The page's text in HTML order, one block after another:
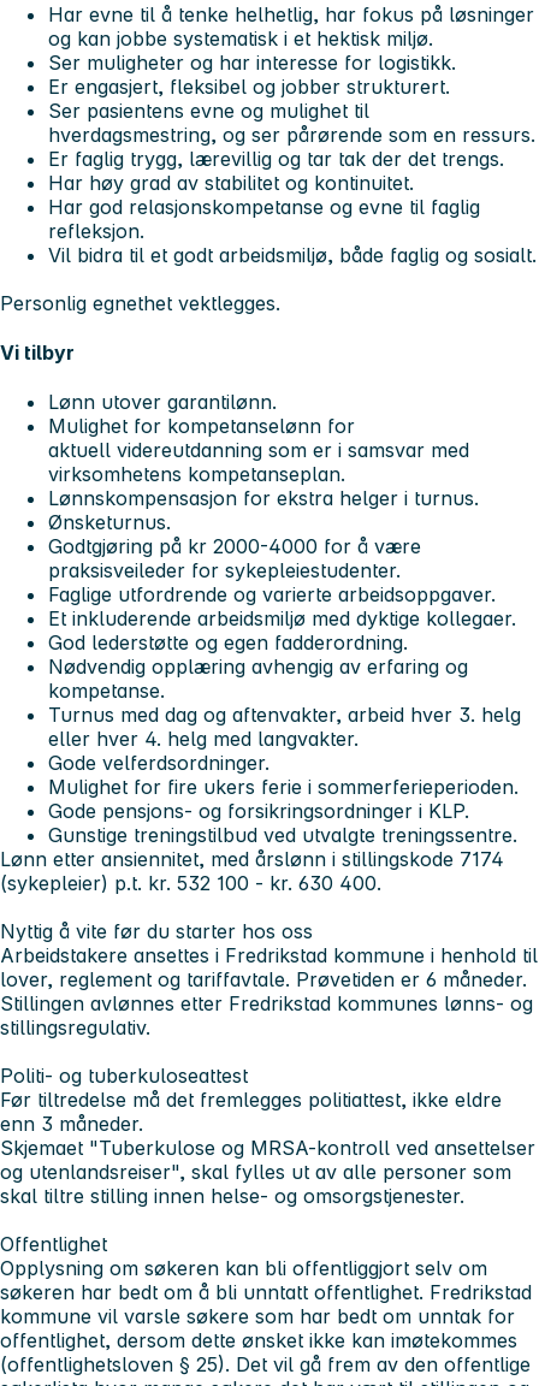
Har evne til å tenke helhetlig, har fokus på løsninger
og kan jobbe systematisk i et hektisk miljø.
Ser muligheter og har interesse for logistikk.
Er engasjert, fleksibel og jobber strukturert.
Ser pasientens evne og mulighet til
hverdagsmestring, og ser pårørende som en ressurs.
Er faglig trygg, lærevillig og tar tak der det trengs.
Har høy grad av stabilitet og kontinuitet.
Har god relasjonskompetanse og evne til faglig
refleksjon.
Vil bidra til et godt arbeidsmiljø, både faglig og sosialt.
Personlig egnethet vektlegges.
Vi tilbyr
Lønn utover garantilønn.
Mulighet for kompetanselønn for
aktuell videreutdanning som er i samsvar med
virksomhetens kompetanseplan.
Lønnskompensasjon for ekstra helger i turnus.
Ønsketurnus.
Godtgjøring på kr 2000-4000 for å være
praksisveileder for sykepleiestudenter.
Faglige utfordrende og varierte arbeidsoppgaver.
Et inkluderende arbeidsmiljø med dyktige kollegaer.
God lederstøtte og egen fadderordning.
Nødvendig opplæring avhengig av erfaring og
kompetanse.
Turnus med dag og aftenvakter, arbeid hver 3. helg
eller hver 4. helg med langvakter.
Gode velferdsordninger.
Mulighet for fire ukers ferie i sommerferieperioden.
Gode pensjons- og forsikringsordninger i KLP.
Gunstige treningstilbud ved utvalgte treningssentre.
Lønn etter ansiennitet, med årslønn i stillingskode 7174
(sykepleier) p.t. kr. 532 100 - kr. 630 400.
Nyttig å vite før du starter hos oss
Arbeidstakere ansettes i Fredrikstad kommune i henhold til
lover, reglement og tariffavtale. Prøvetiden er 6 måneder.
Stillingen avlønnes etter Fredrikstad kommunes lønns- og
stillingsregulativ.
Politi- og tuberkuloseattest
Før tiltredelse må det fremlegges politiattest, ikke eldre
enn 3 måneder.
Skjemaet "Tuberkulose og MRSA-kontroll ved ansettelser
og utenlandsreiser", skal fylles ut av alle personer som
skal tiltre stilling innen helse- og omsorgstjenester.
Offentlighet
Opplysning om søkeren kan bli offentliggjort selv om
søkeren har bedt om å bli unntatt offentlighet. Fredrikstad
kommune vil varsle søkere som har bedt om unntak for
offentlighet, dersom dette ønsket ikke kan imøtekommes
(offentlighetsloven § 25). Det vil gå frem av den offentlige